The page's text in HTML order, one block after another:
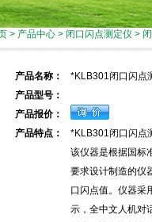
> 产品中心 > 闭口闪点测定仪 >
产品名称：
*KLB301闭口闪点
产品型号：
产品报价：
产品特点：
*KLB301闭口闪点
该仪器是根据国标
要求设计制造的仪
口闪点值。仪器采
示，全中文人机对